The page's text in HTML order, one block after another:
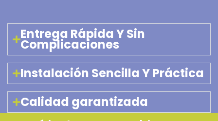
Entrega Rápida Y Sin
Complicaciones​
Instalación Sencilla Y Práctica
Calidad garantizada